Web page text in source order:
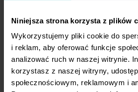
Niniejsza strona korzysta z plików
Wykorzystujemy pliki cookie do
i reklam, aby oferować funkcje
analizować ruch w naszej witrynie.
korzystasz z naszej witryny,
społecznościowym, reklamowym i
po pomyślnej weryfikacji.
by nie stracić dostępu do
Search Console oraz
danych dotyczących ruchu
w wyszukiwarce Google.